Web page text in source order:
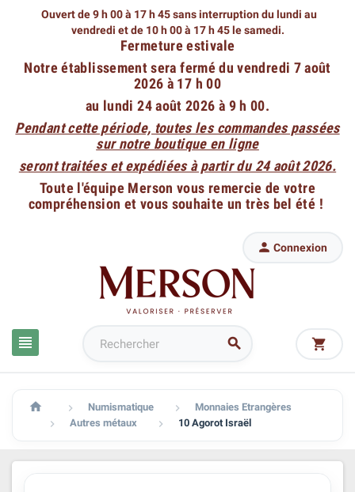
Ouvert de 9 h 00 à 17 h 45 sans interruption du lundi au
vendredi et de 10 h 00 à 17 h 45 le samedi.
Fermeture estivale
Notre établissement sera fermé du vendredi 7 août
2026 à 17 h 00
au lundi 24 août 2026 à 9 h 00.
Pendant cette période, toutes les commandes passées
sur notre boutique en ligne
seront traitées et expédiées à partir du 24 août 2026.
Toute l'équipe Merson vous remercie de votre
compréhension et vous souhaite un très bel été !
 
 Connexion

  Numismatique  Monnaies Etrangères
 Autres métaux  10 Agorot Israël